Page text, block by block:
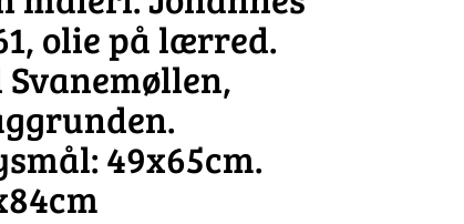
olie på lærred.
49x65cm.